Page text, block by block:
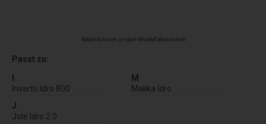
Bilder können je nach Modell abweichen
Passt zu:
I
Inserto Idro 800
J
Jole Idro 2.0
M
Malika Idro